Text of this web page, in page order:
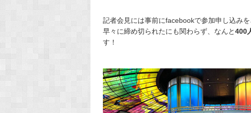
記者会見には事前にfacebookで参加申し込み
早々に締め切られたにも関わらず、なんと400
す！